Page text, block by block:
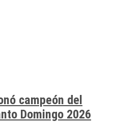
campeón del
Domingo 2026